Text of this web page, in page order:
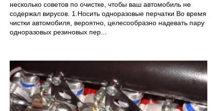
несколько советов по очистке, чтобы ваш автомобиль не
содержал вирусов. 1.Носить одноразовые перчатки Во время
чистки автомобиля, вероятно, целесообразно надевать пару
одноразовых резиновых пер...